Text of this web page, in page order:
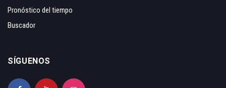
Pronóstico del tiempo
Buscador
SÍGUENOS